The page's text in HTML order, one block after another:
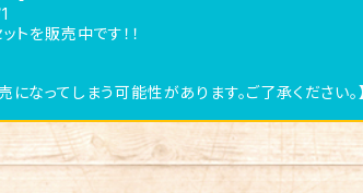
トを販売中です！！
なってしまう可能性があります。ご了承ください。】